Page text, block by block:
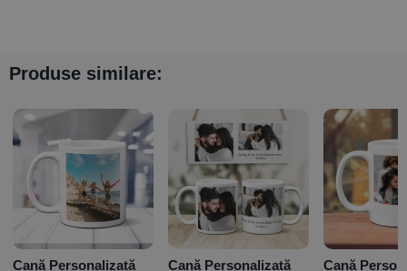
Produse similare:
Cană Personalizată
Cană Personalizată
Cană